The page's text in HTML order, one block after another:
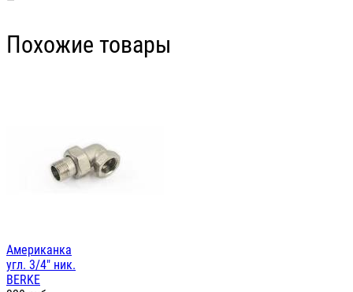
Похожие товары
Американка
угл. 3/4" ник.
BERKE